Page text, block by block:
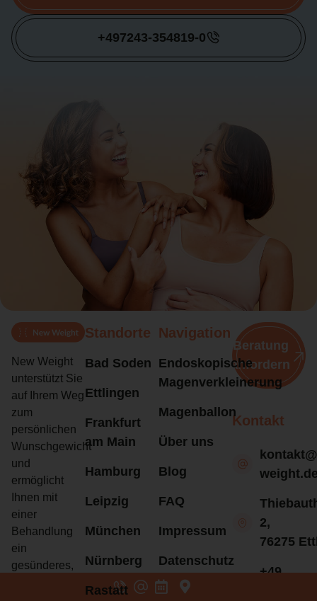
+497243-354819-0
New Weight
unterstützt Sie
auf Ihrem Weg
zum
persönlichen
Wunschgewicht
und
ermöglicht
Ihnen mit
einer
Behandlung
ein
gesünderes,
Standorte
Bad Soden
Ettlingen
Frankfurt
am Main
Hamburg
Leipzig
München
Nürnberg
Rastatt
Navigation
Endoskopische
Magenverkleinerung
Magenballon
Über uns
Blog
FAQ
Impressum
Datenschutz
Beratung
anfordern
Kontakt
2,
76275
+49